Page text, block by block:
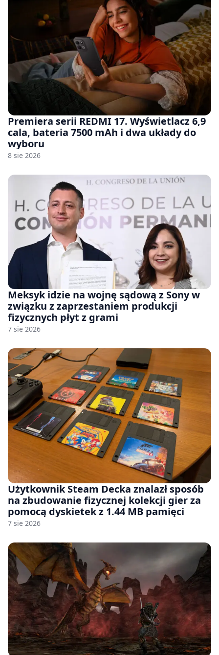
Premiera serii REDMI 17. Wyświetlacz 6,9
cala, bateria 7500 mAh i dwa układy do
wyboru
8 sie 2026
Meksyk idzie na wojnę sądową z Sony w
związku z zaprzestaniem produkcji
fizycznych płyt z grami
7 sie 2026
Użytkownik Steam Decka znalazł sposób
na zbudowanie fizycznej kolekcji gier za
pomocą dyskietek z 1.44 MB pamięci
7 sie 2026